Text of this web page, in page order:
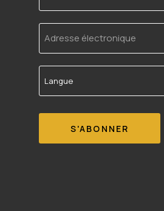
Adresse
électronique
Langue